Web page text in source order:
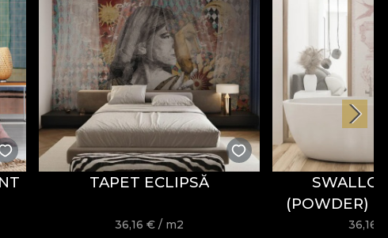
TAPET ECLIPSĂ
36,16€ / m2
(POWDER)
36,16